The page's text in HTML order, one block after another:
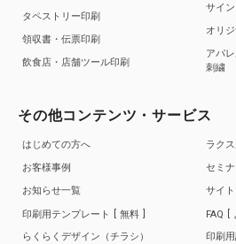
タペストリー印刷
領収書・伝票印刷
飲食店・店舗ツール印刷
サイ
オリ
アパ
刺繍
その他コンテンツ・サービス
はじめての方へ
お客様事例
お知らせ一覧
印刷用テンプレート
無料
らくらくデザイン（チラシ）
ラク
セミ
サイ
FAQ
印刷